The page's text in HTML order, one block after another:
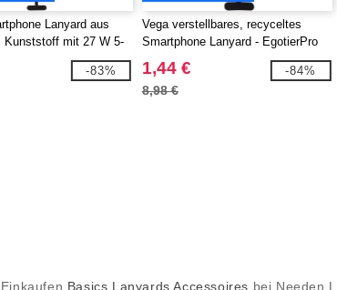
Lanyard aus
Kunststoff mit 27 W 5-
Kabel - EgotierPro
-83%
Vega verstellbares, recyceltes
Smartphone Lanyard - EgotierPro
124516
1,44 €
8,98 €
-84%
Einkaufen Basics Lanyards Accessoires bei Needen